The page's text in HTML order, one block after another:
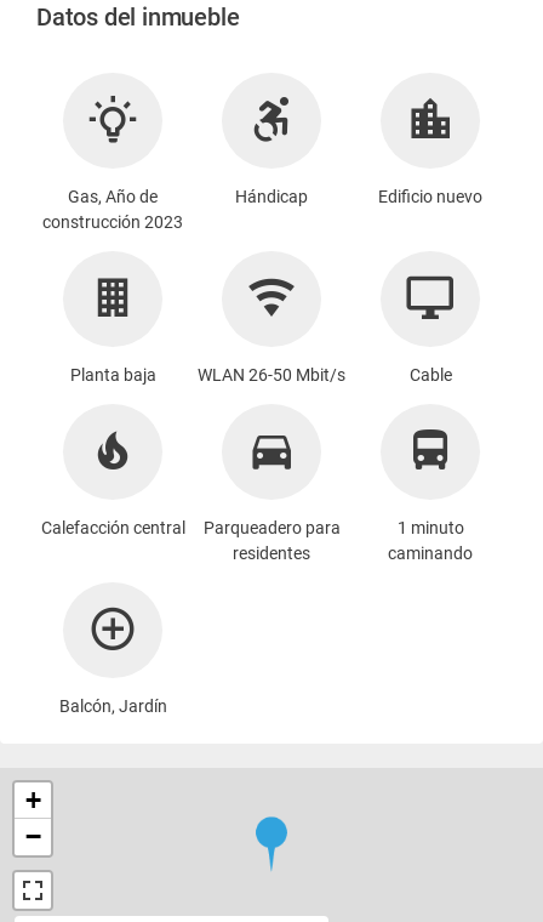
Datos del inmueble
Gas, Año de
construcción 2023
Hándicap Edificio nuevo
Planta baja WLAN 26-50 Mbit/s Cable
Calefacción central
Parqueadero para
residentes
1 minuto
caminando
Balcón, Jardín
+
−